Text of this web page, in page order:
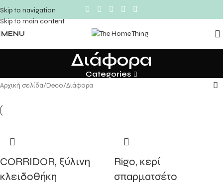
Skip to navigation
Skip to main content
MENU
Διάφορα
Categories
Αρχική σελίδα Deco Διάφορα
CORRIDOR, ξύλινη
κλειδοθήκη
Rigo, κερί
σπαρματσέτο